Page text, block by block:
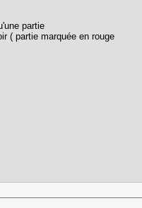
partie
( partie marquée en rouge